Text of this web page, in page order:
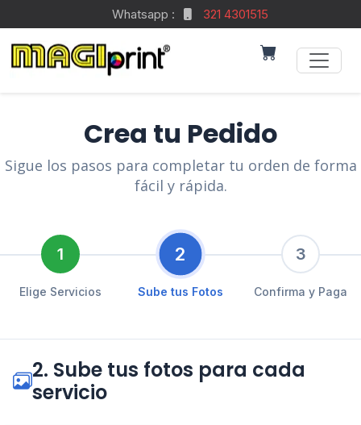
Whatsapp : 321 4301515
Crea tu Pedido
Sigue los pasos para completar tu orden de forma
fácil y rápida.
1
Elige Servicios
2
Sube tus Fotos
3
Confirma y Paga
2. Sube tus fotos para cada
servicio